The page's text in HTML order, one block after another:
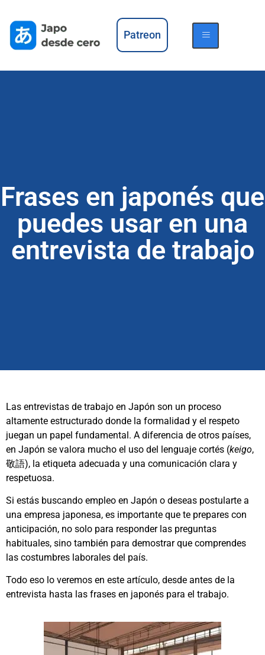
Patreon
Frases en japonés que
puedes usar en una
entrevista de trabajo
Las entrevistas de trabajo en Japón son un proceso
altamente estructurado donde la formalidad y el respeto
juegan un papel fundamental. A diferencia de otros países,
en Japón se valora mucho el uso del lenguaje cortés (keigo,
敬語), la etiqueta adecuada y una comunicación clara y
respetuosa.
Si estás buscando empleo en Japón o deseas postularte a
una empresa japonesa, es importante que te prepares con
anticipación, no solo para responder las preguntas
habituales, sino también para demostrar que comprendes
las costumbres laborales del país.
Todo eso lo veremos en este artículo, desde antes de la
entrevista hasta las frases en japonés para el trabajo.